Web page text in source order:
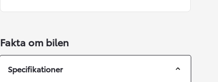
Fakta om bilen
Specifikationer